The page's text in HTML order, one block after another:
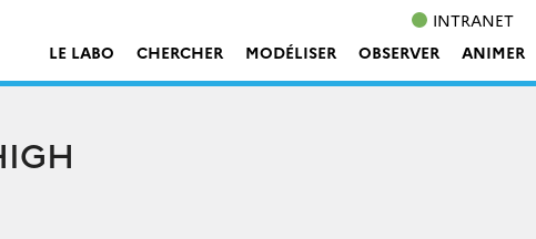
INTRANET
LE LABO
CHERCHER MODÉLISER OBSERVER ANIMER